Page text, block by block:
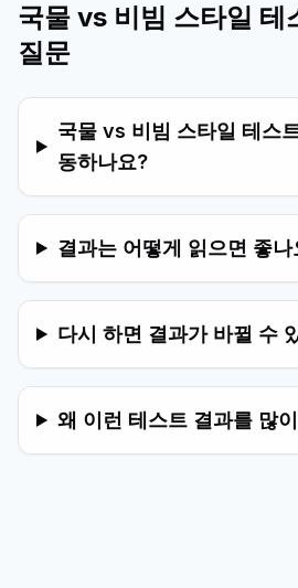
국물 vs 비빔 스타일 테
질문
국물 vs 비빔 스타일 테스
동하나요?
결과는 어떻게 읽으면 좋나
다시 하면 결과가 바뀔 수
왜 이런 테스트 결과를 많